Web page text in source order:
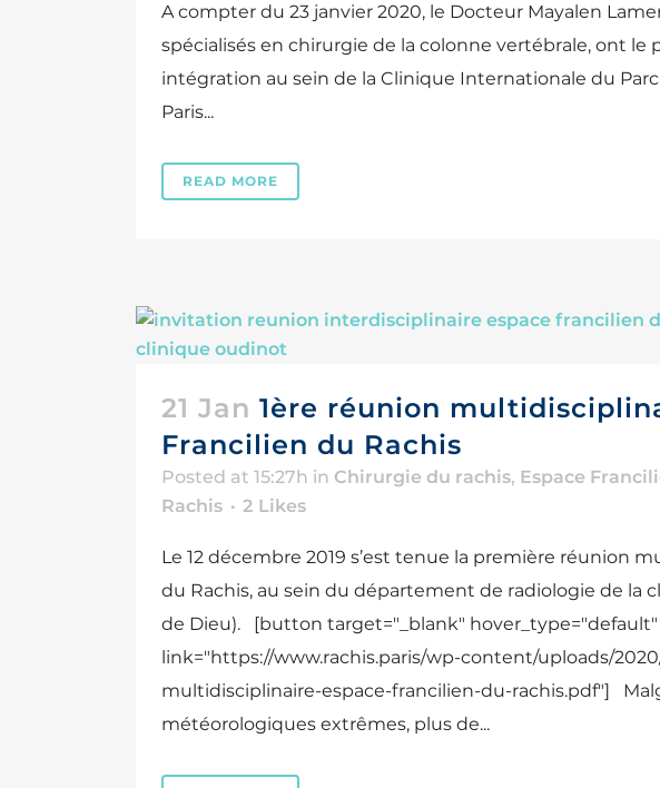
A compter du 23 janvier 2020, le Docteur Mayalen
spécialisés en chirurgie de la colonne vertébrale, ont le
intégration au sein de la Clinique Internationale du Parc
Paris...
READ MORE
21 Jan 1ère réunion
Francilien du Rachis
Posted at 15:27h in Chirurgie du rachis, Espace
Rachis
2 Likes
Le 12 décembre 2019 s’est tenue la première réunion
du Rachis, au sein du département de radiologie de la
de Dieu). [button target="_blank"
link="https://www.rachis.paris/wp-content/uploads/
multidisciplinaire-espace-francilien-du-rachis.pdf"]
météorologiques extrêmes, plus de...